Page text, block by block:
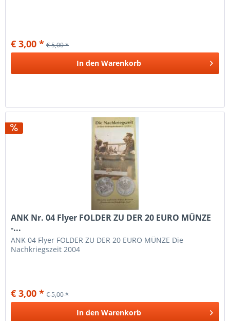
€ 3,00 * € 5,00 *
In den Warenkorb
ANK Nr. 04 Flyer FOLDER ZU DER 20 EURO MÜNZE
-...
ANK 04 Flyer FOLDER ZU DER 20 EURO MÜNZE Die
Nachkriegszeit 2004
€ 3,00 * € 5,00 *
In den Warenkorb